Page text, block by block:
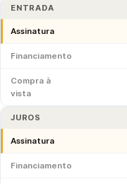
ENTRADA
Assinatura
Financiamento
Compra à
vista
JUROS
Assinatura
Financiamento